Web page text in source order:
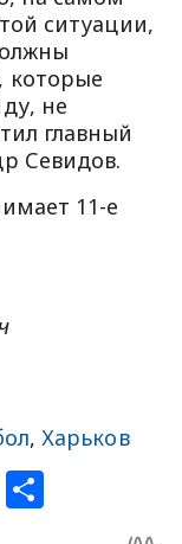
ситуации,
которые
не
главный
Севидов.
11-е
,Харьков
Telegram